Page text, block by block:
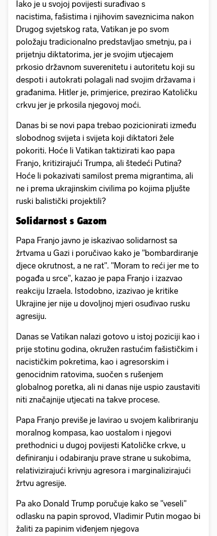
Iako je u svojoj povijesti surađivao s
nacistima, fašistima i njihovim saveznicima nakon
Drugog svjetskog rata, Vatikan je po svom
položaju tradicionalno predstavljao smetnju, pa i
prijetnju diktatorima, jer je svojim utjecajem
prkosio državnom suverenitetu i autoritetu koji su
despoti i autokrati polagali nad svojim državama i
građanima. Hitler je, primjerice, prezirao Katoličku
crkvu jer je prkosila njegovoj moći.
Danas bi se novi papa trebao pozicionirati između
slobodnog svijeta i svijeta koji diktatori žele
pokoriti. Hoće li Vatikan taktizirati kao papa
Franjo, kritizirajući Trumpa, ali štedeći Putina?
Hoće li pokazivati samilost prema migrantima, ali
ne i prema ukrajinskim civilima po kojima pljušte
ruski balistički projektili?
Solidarnost s Gazom
Papa Franjo javno je iskazivao solidarnost sa
žrtvama u Gazi i poručivao kako je "bombardiranje
djece okrutnost, a ne rat". "Moram to reći jer me to
pogađa u srce", kazao je papa Franjo i izazvao
reakciju Izraela. Istodobno, izazivao je kritike
Ukrajine jer nije u dovoljnoj mjeri osuđivao rusku
agresiju.
Danas se Vatikan nalazi gotovo u istoj poziciji kao i
prije stotinu godina, okružen rastućim fašističkim i
nacističkim pokretima, kao i agresorskim i
genocidnim ratovima, suočen s rušenjem
globalnog poretka, ali ni danas nije uspio zaustaviti
niti značajnije utjecati na takve procese.
Papa Franjo previše je lavirao u svojem kalibriranju
moralnog kompasa, kao uostalom i njegovi
prethodnici u dugoj povijesti Katoličke crkve, u
definiranju i odabiranju prave strane u sukobima,
relativizirajući krivnju agresora i marginalizirajući
žrtvu agresije.
Pa ako Donald Trump poručuje kako se "veseli"
odlasku na papin sprovod, Vladimir Putin mogao bi
žaliti za papinim viđenjem njegova